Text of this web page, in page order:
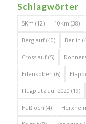
Schlagwörter
5Km (12) 10Km (38)
Berglauf(40) Berlin
Crosslauf(5)
Edenkoben (6)
Flugplatzlauf 2020 (19)
Haßloch (4)